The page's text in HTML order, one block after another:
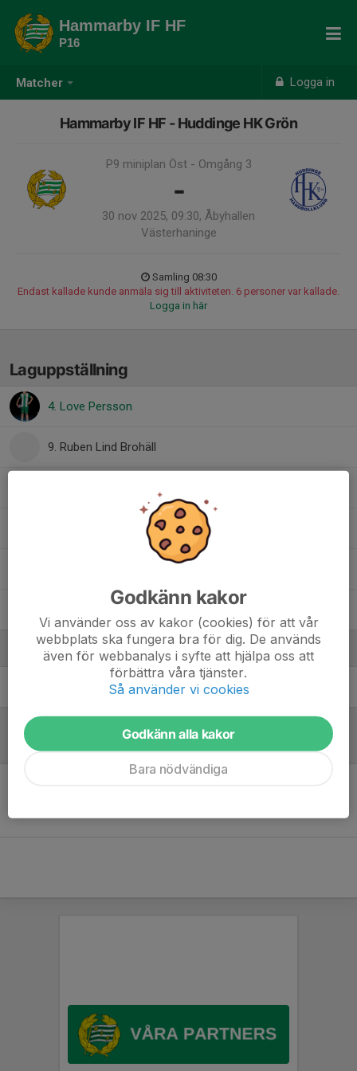
Matcher Logga in
Hammarby IF HF
P16
Hammarby IF HF - Huddinge HK Grön
P9 miniplan Öst - Omgång 3
-
30 nov 2025, 09:30, Åbyhallen
Västerhaninge
Samling 08:30
Endast kallade kunde anmäla sig till aktiviteten. 6 personer var kallade.
Logga in här
Laguppställning
4. Love Persson
9. Ruben Lind Brohäll
17. Nathan Bárány Lundberg
32. Harry Noréus Berglund
34. Otto Wahlquist
Ledare
Matilda Gefvert ValbergAss tränare / lagledare
Referat
Godkänn kakor
Vi använder oss av kakor (cookies) för att vår
webbplats ska fungera bra för dig. De används
även för webbanalys i syfte att hjälpa oss att
förbättra våra tjänster.
Så använder vi cookies
Godkänn alla kakor
Bara nödvändiga